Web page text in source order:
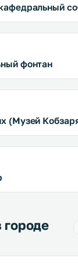
фонтан
(Музей
городе